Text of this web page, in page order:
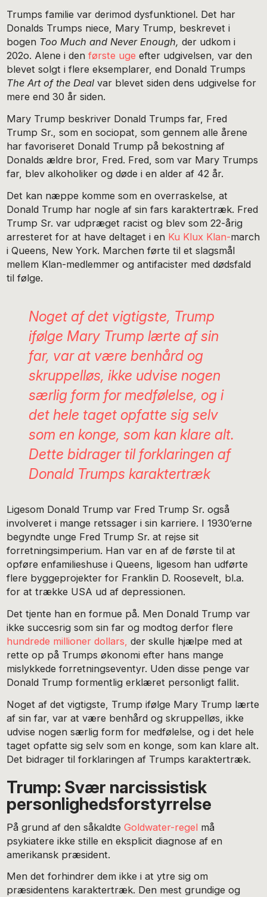
Trumps familie var derimod dysfunktionel. Det har
Donalds Trumps niece, Mary Trump, beskrevet i
bogen Too Much and Never Enough,der udkom i
202o. Alene i denførste uge efter udgivelsen, var den
blevet solgt i flere eksemplarer, end Donald Trumps
The Art of the Deal var blevet siden dens udgivelse for
mere end 30 år siden.
Mary Trump beskriver Donald Trumps far, Fred
Trump Sr., som en sociopat, som gennem alle årene
har favoriseret Donald Trump på bekostning af
Donalds ældre bror, Fred. Fred, som var Mary Trumps
far, blev alkoholiker og døde i en alder af 42 år.
Det kan næppe komme som en overraskelse, at
Donald Trump har nogle af sin fars karaktertræk. Fred
Trump Sr. var udpræget racist og blev som 22-årig
arresteret for at have deltaget i en Ku Klux Klan-march
i Queens, New York. Marchen førte til et slagsmål
mellem Klan-medlemmer og antifacister med dødsfald
til følge.
Noget af det vigtigste, Trump
ifølge Mary Trump lærte af sin
far, var at være benhård og
skruppelløs, ikke udvise nogen
særlig form for medfølelse, og i
det hele taget opfatte sig selv
som en konge, som kan klare alt.
Dette bidrager til forklaringen af
Donald Trumps karaktertræk
Ligesom Donald Trump var Fred Trump Sr. også
involveret i mange retssager i sin karriere. I 1930’erne
begyndte unge Fred Trump Sr. at rejse sit
forretningsimperium. Han var en af de første til at
opføre enfamilieshuse i Queens, ligesom han udførte
flere byggeprojekter for Franklin D. Roosevelt, bl.a.
for at trække USA ud af depressionen.
Det tjente han en formue på. Men Donald Trump var
ikke succesrig som sin far og modtog derfor flere
hundrede millioner dollars, der skulle hjælpe med at
rette op på Trumps økonomi efter hans mange
mislykkede forretningseventyr. Uden disse penge var
Donald Trump formentlig erklæret personligt fallit.
Noget af det vigtigste, Trump ifølge Mary Trump lærte
af sin far, var at være benhård og skruppelløs, ikke
udvise nogen særlig form for medfølelse, og i det hele
taget opfatte sig selv som en konge, som kan klare alt.
Det bidrager til forklaringen af Trumps karaktertræk.
Trump: Svær narcissistisk
personlighedsforstyrrelse
På grund af den såkaldte Goldwater-regel må
psykiatere ikke stille en eksplicit diagnose af en
amerikansk præsident.
Men det forhindrer dem ikke i at ytre sig om
præsidentens karaktertræk. Den mest grundige og